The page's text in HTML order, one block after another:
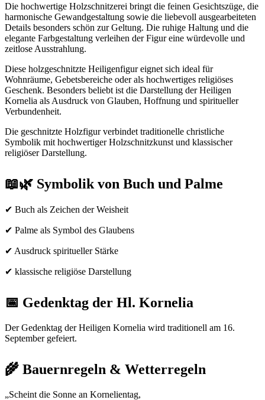
Die hochwertige Holzschnitzerei bringt die feinen Gesichtszüge, die
harmonische Gewandgestaltung sowie die liebevoll ausgearbeiteten
Details besonders schön zur Geltung. Die ruhige Haltung und die
elegante Farbgestaltung verleihen der Figur eine würdevolle und
zeitlose Ausstrahlung.
Diese holzgeschnitzte Heiligenfigur eignet sich ideal für
Wohnräume, Gebetsbereiche oder als hochwertiges religiöses
Geschenk. Besonders beliebt ist die Darstellung der Heiligen
Kornelia als Ausdruck von Glauben, Hoffnung und spiritueller
Verbundenheit.
Die geschnitzte Holzfigur verbindet traditionelle christliche
Symbolik mit hochwertiger Holzschnitzkunst und klassischer
religiöser Darstellung.
📖🌿 Symbolik von Buch und Palme
✔ Buch als Zeichen der Weisheit
✔ Palme als Symbol des Glaubens
✔ Ausdruck spiritueller Stärke
✔ klassische religiöse Darstellung
📅 Gedenktag der Hl. Kornelia
Der Gedenktag der Heiligen Kornelia wird traditionell am 16.
September gefeiert.
🌾 Bauernregeln & Wetterregeln
„Scheint die Sonne an Kornelientag,